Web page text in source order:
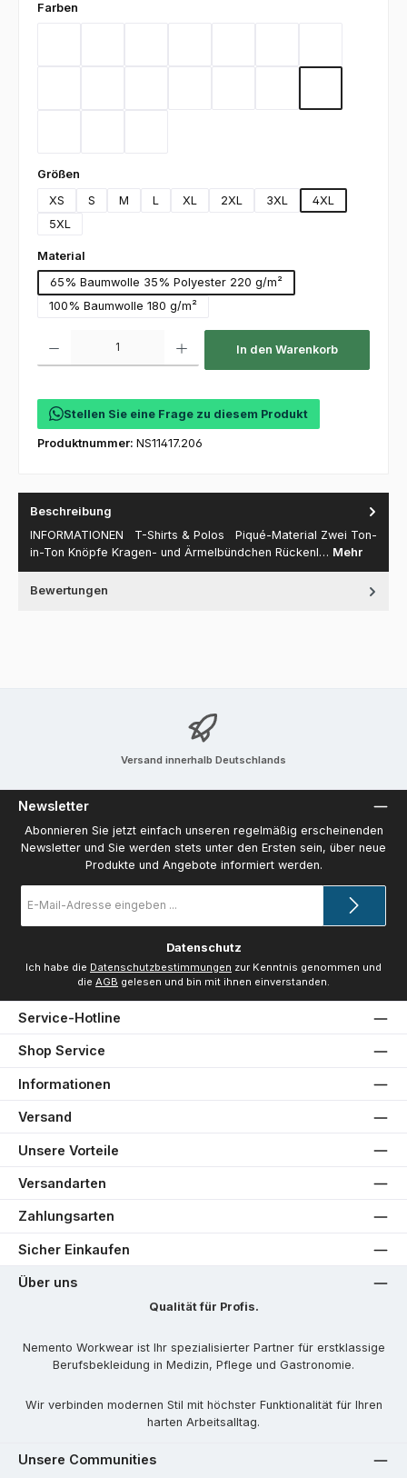
Farben
Größen
XS
S M L XL 2XL 3XL
4XL
5XL
Material
65% Baumwolle 35% Polyester 220 g/m²
100% Baumwolle 180 g/m²
In den Warenkorb
Stellen Sie eine Frage zu diesem Produkt
Produktnummer: NS11417.206
Beschreibung
INFORMATIONEN T-Shirts & Polos Piqué-Material Zwei Ton-
in-Ton Knöpfe Kragen- und Ärmelbündchen Rückenl… Mehr
Bewertungen
Versand innerhalb Deutschlands
Newsletter
Abonnieren Sie jetzt einfach unseren regelmäßig erscheinenden
Newsletter und Sie werden stets unter den Ersten sein, über neue
Produkte und Angebote informiert werden.
Mail-
Datenschutz
Ich habe die Datenschutzbestimmungen zur Kenntnis genommen und
die AGB gelesen und bin mit ihnen einverstanden.
Service-Hotline
Shop Service
Informationen
Versand
Unsere Vorteile
Versandarten
Zahlungsarten
Sicher Einkaufen
Über uns
Qualität für Profis.
Nemento Workwear ist Ihr spezialisierter Partner für erstklassige
Berufsbekleidung in Medizin, Pflege und Gastronomie.
Wir verbinden modernen Stil mit höchster Funktionalität für Ihren
harten Arbeitsalltag.
Unsere Communities